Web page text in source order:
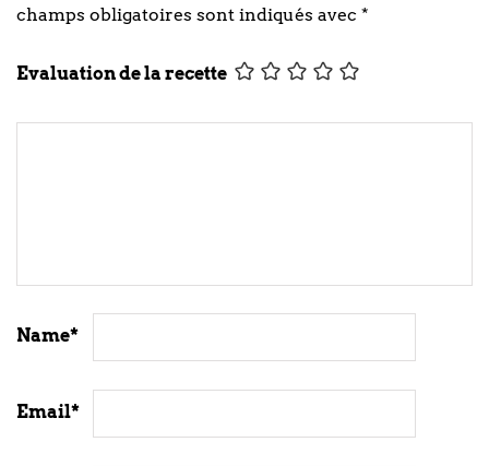
champs obligatoires sont indiqués avec *
Evaluation de la recette
Name*
Email*